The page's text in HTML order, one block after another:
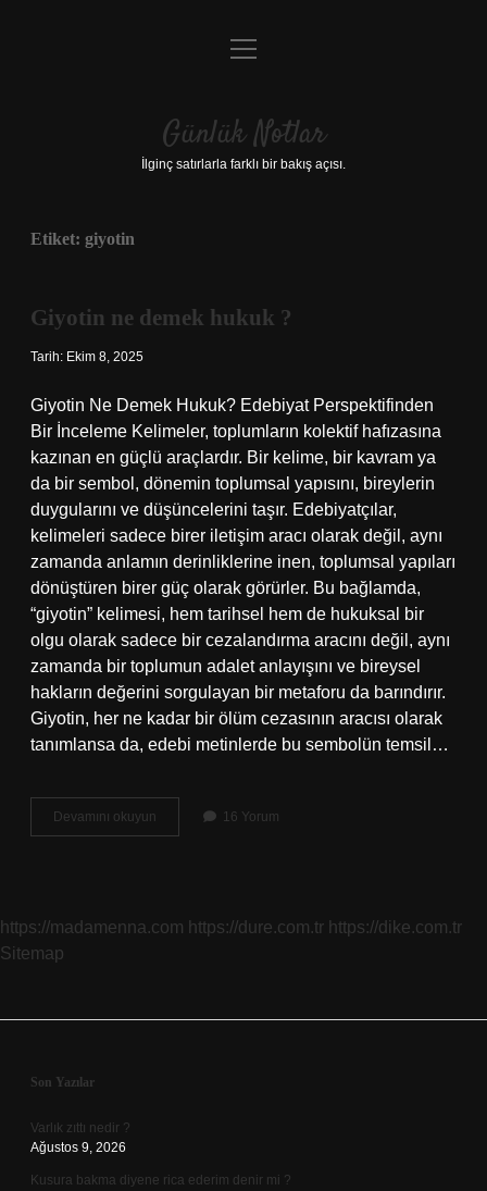
Anasayfa
Yasal Uyarı
menüyü
Günlük Notlar
İlginç satırlarla farklı bir bakış açısı.
Etiket: giyotin
Giyotin ne demek hukuk ?
Tarih: Ekim 8, 2025
Giyotin Ne Demek Hukuk? Edebiyat Perspektifinden
Bir İnceleme Kelimeler, toplumların kolektif hafızasına
kazınan en güçlü araçlardır. Bir kelime, bir kavram ya
da bir sembol, dönemin toplumsal yapısını, bireylerin
duygularını ve düşüncelerini taşır. Edebiyatçılar,
kelimeleri sadece birer iletişim aracı olarak değil, aynı
zamanda anlamın derinliklerine inen, toplumsal yapıları
dönüştüren birer güç olarak görürler. Bu bağlamda,
“giyotin” kelimesi, hem tarihsel hem de hukuksal bir
olgu olarak sadece bir cezalandırma aracını değil, aynı
zamanda bir toplumun adalet anlayışını ve bireysel
hakların değerini sorgulayan bir metaforu da barındırır.
Giyotin, her ne kadar bir ölüm cezasının aracısı olarak
tanımlansa da, edebi metinlerde bu sembolün temsil…
Devamını okuyun
ne
16 Yorum
https://madamenna.com https://dure.com.tr https://dike.com.tr
Sitemap
Sidebar
Son Yazılar
Varlık zıttı nedir ?
Ağustos 9, 2026
Kusura bakma diyene rica ederim denir mi ?